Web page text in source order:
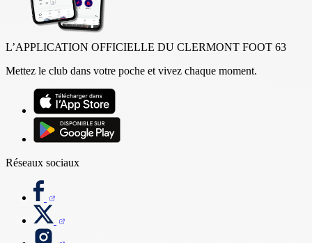
L’APPLICATION OFFICIELLE DU CLERMONT FOOT 63
Mettez le club dans votre poche et vivez chaque moment.
Réseaux sociaux